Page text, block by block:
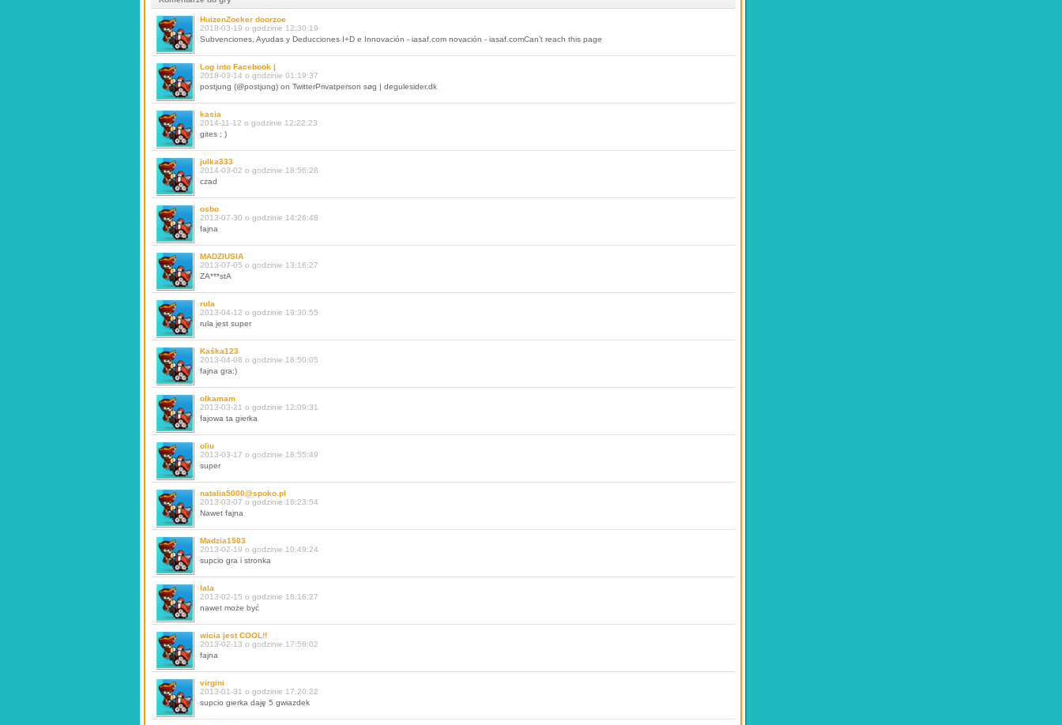
HuizenZoeker doorzoe
2018-03-19 o godzinie 12:30:19
Subvenciones, Ayudas y Deducciones I+D e Innovación - iasaf.com novación - iasaf.comCan’t reach this page
Log into Facebook |
2018-03-14 o godzinie 01:19:37
postjung (@postjung) on TwitterPrivatperson søg | degulesider.dk
kasia
2014-11-12 o godzinie 12:22:23
gites ; )
julka333
2014-03-02 o godzinie 18:56:28
czad
osbo
2013-07-30 o godzinie 14:26:48
fajna
MADZIUSIA
2013-07-05 o godzinie 13:16:27
ZA***stA
rula
2013-04-12 o godzinie 19:30:55
rula jest super
Kaśka123
2013-04-08 o godzinie 18:50:05
fajna gra:)
olkamam
2013-03-21 o godzinie 12:09:31
fajowa ta gierka
oliu
2013-03-17 o godzinie 18:55:49
super
natalia5000@spoko.pl
2013-03-07 o godzinie 16:23:54
Nawet fajna
Madzia1503
2013-02-19 o godzinie 10:49:24
supcio gra i stronka
lala
2013-02-15 o godzinie 18:16:27
nawet może być
wicia jest COOL!!
2013-02-13 o godzinie 17:58:02
fajna
virgini
2013-01-31 o godzinie 17:20:22
supcio gierka daję 5 gwiazdek